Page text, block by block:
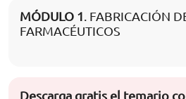
MÓDULO 1. FABRICACIÓN
FARMACÉUTICOS
Descarga gratis el temario